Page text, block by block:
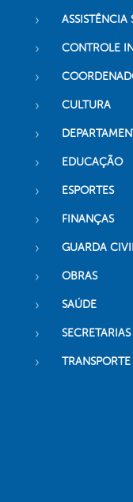
ASSISTÊNCIA
CONTROLE
CULTURA
EDUCAÇÃO
ESPORTES
FINANÇAS
GUARDA
OBRAS
SAÚDE
SECRETARIAS
TRANSPORTE